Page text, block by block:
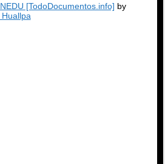
[TodoDocumentos.info] by